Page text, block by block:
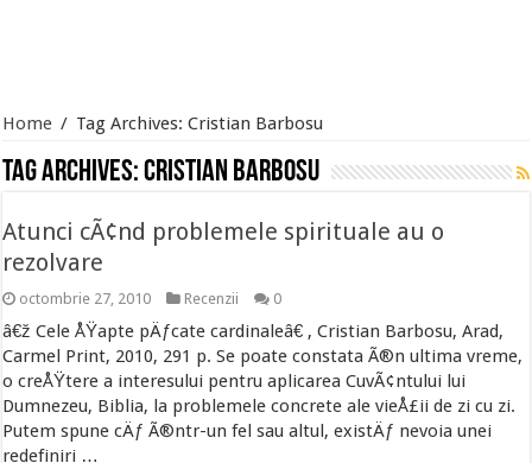
Home / Tag Archives: Cristian Barbosu
Tag Archives:Cristian Barbosu
Atunci cÃ¢nd problemele spirituale au o
rezolvare
octombrie 27, 2010 Recenzii 0
â€ž Cele ÅŸapte pÄƒcate cardinaleâ€ , Cristian Barbosu, Arad,
Carmel Print, 2010, 291 p. Se poate constata Ã®n ultima vreme,
o creÅŸtere a interesului pentru aplicarea CuvÃ¢ntului lui
Dumnezeu, Biblia, la problemele concrete ale vieÅ£ii de zi cu zi.
Putem spune cÄƒ Ã®ntr-un fel sau altul, existÄƒ nevoia unei
redefiniri …